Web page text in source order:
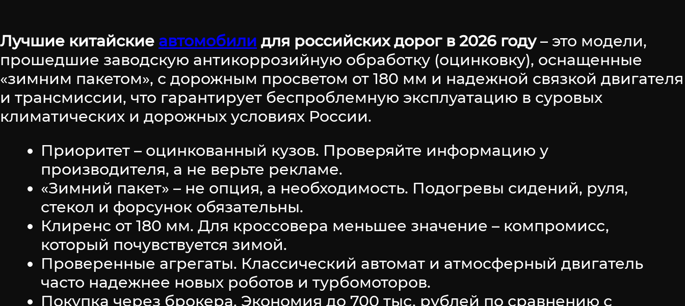
Лучшие китайские автомобили для российских дорог в 2026 году– это модели,
прошедшие заводскую антикоррозийную обработку (оцинковку), оснащенные
«зимним пакетом», с дорожным просветом от 180 мм и надежной связкой двигателя
и трансмиссии, что гарантирует беспроблемную эксплуатацию в суровых
климатических и дорожных условиях России.
Приоритет – оцинкованный кузов. Проверяйте информацию у
производителя, а не верьте рекламе.
«Зимний пакет» – не опция, а необходимость. Подогревы сидений, руля,
стекол и форсунок обязательны.
Клиренс от 180 мм. Для кроссовера меньшее значение – компромисс,
который почувствуется зимой.
Проверенные агрегаты. Классический автомат и атмосферный двигатель
часто надежнее новых роботов и турбомоторов.
Покупка через брокера. Экономия до 700 тыс. рублей по сравнению с